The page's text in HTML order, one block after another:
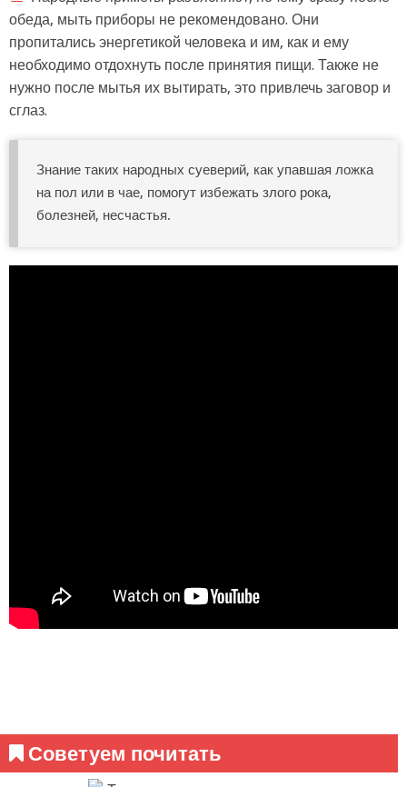
обеда, мыть приборы не рекомендовано. Они
пропитались энергетикой человека и им, как и ему
необходимо отдохнуть после принятия пищи. Также не
нужно после мытья их вытирать, это привлечь заговор и
сглаз.
Знание таких народных суеверий, как упавшая ложка
на пол или в чае, помогут избежать злого рока,
болезней, несчастья.
Советуем почитать